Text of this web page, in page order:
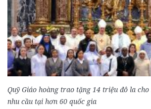
Quỹ Giáo hoàng trao tặng 14 triệu đô la
nhu cầu tại hơn 60 quốc gia